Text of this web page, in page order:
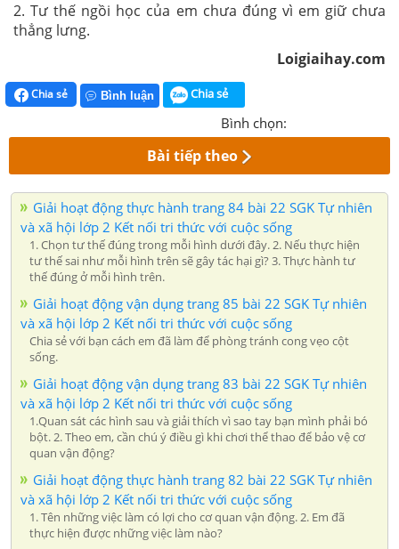
2. Tư thế ngồi học của em chưa đúng vì em giữ chưa
thẳng lưng.
Loigiaihay.com
Chia sẻ Bình luận Chia sẻ
Bình chọn:
Bài tiếp theo
Giải hoạt động thực hành trang 84 bài 22 SGK Tự nhiên
và xã hội lớp 2 Kết nối tri thức với cuộc sống
1. Chọn tư thế đúng trong mỗi hình dưới đây. 2. Nếu thực hiện
tư thế sai như mỗi hình trên sẽ gây tác hại gì? 3. Thực hành tư
thế đúng ở mỗi hình trên.
Giải hoạt động vận dụng trang 85 bài 22 SGK Tự nhiên
và xã hội lớp 2 Kết nối tri thức với cuộc sống
Chia sẻ với bạn cách em đã làm để phòng tránh cong vẹo cột
sống.
Giải hoạt động vận dụng trang 83 bài 22 SGK Tự nhiên
và xã hội lớp 2 Kết nối tri thức với cuộc sống
1.Quan sát các hình sau và giải thích vì sao tay bạn mình phải bó
bột. 2. Theo em, cần chú ý điều gì khi chơi thể thao để bảo vệ cơ
quan vận động?
Giải hoạt động thực hành trang 82 bài 22 SGK Tự nhiên
và xã hội lớp 2 Kết nối tri thức với cuộc sống
1. Tên những việc làm có lợi cho cơ quan vận động. 2. Em đã
thực hiện được những việc làm nào?